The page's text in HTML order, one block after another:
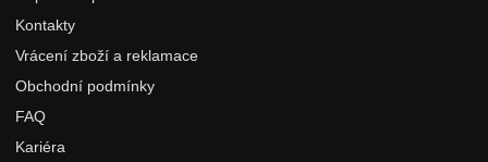
Kontakty
Vrácení zboží a reklamace
Obchodní podmínky
FAQ
Kariéra